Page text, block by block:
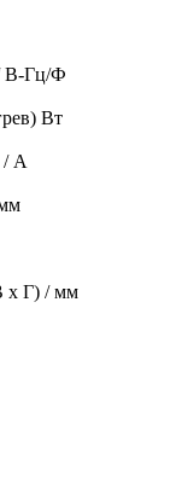
В-Гц/Ф
Вт
A
х Г) / мм